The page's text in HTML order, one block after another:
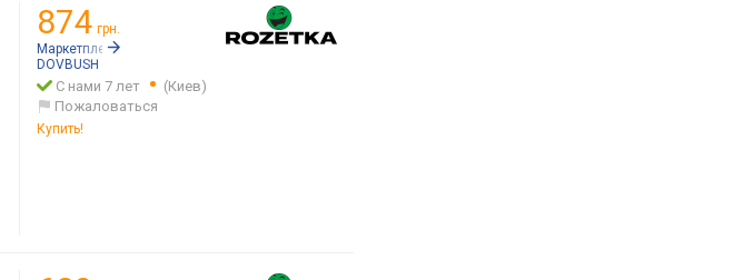
874 грн.
Маркетплейс:
DOVBUSH
С нами 7 лет
(Киев)
Пожаловаться
Купить!